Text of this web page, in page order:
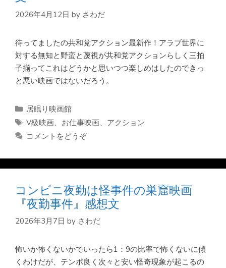
2026年4月12日 by さわだ
待ってましたの共和党アクション最新作！アラブ世界に
対する無知と野蛮と蔑視が共和党アクションらしく三拍
子揃ってこれはどうかと思いつつ楽しめはしたのできっ
と悪い映画ではないだろう。
カ
テ
リ
居眠り映画館
タ
グ
V級映画、 お仕事映画、 アクション
コメントをどうぞ
コンビニ夜勤は怪事件の巣窟映画
『夜勤事件』感想文
2026年3月7日 by さわだ
怖いか怖くないかでいったら1：9の比率で怖くないに傾
くわけだが、テンポ良く次々と安い怪奇現象が起こるの